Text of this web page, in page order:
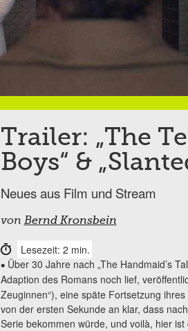
Trailer: „The
Boys“ &
Neues aus Film und Stream
von Bernd Kronsbein
Lesezeit: 2 min.
• Über 30 Jahre nach „The Handmaid’s
Adaption des Romans noch lief,
Zeuginnen“), eine späte Fortsetzung
von der ersten Sekunde an klar, dass
Serie bekommen würde, und voilà, hier ist